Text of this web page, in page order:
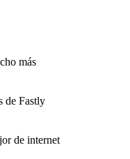
más
de Fastly
de internet